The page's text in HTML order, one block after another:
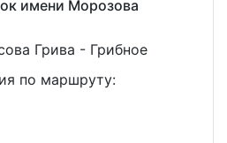
имени Морозова
Грива - Грибное
по маршруту: